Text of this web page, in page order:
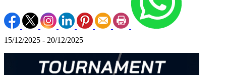
15/12/2025 - 20/12/2025